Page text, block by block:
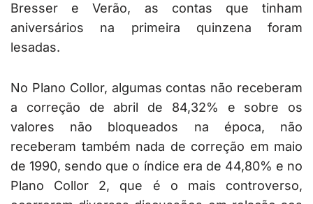
Bresser e Verão, as contas que tinham
aniversários na primeira quinzena foram
lesadas.
No Plano Collor, algumas contas não receberam
a correção de abril de 84,32% e sobre os
valores não bloqueados na época, não
receberam também nada de correção em maio
de 1990, sendo que o índice era de 44,80% e no
Plano Collor 2, que é o mais controverso,